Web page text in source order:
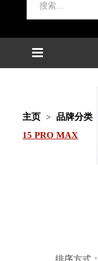
主页 品牌分类
15 PRO MAX